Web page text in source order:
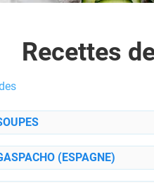
Recettes
(ESPAGNE)